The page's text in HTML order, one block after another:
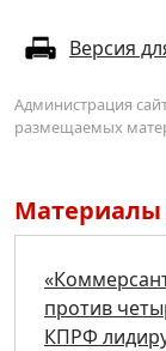
Версия
Администрация
размещаемых
Материалы
против
КПРФ